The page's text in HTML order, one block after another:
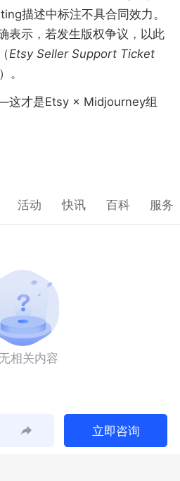
描述中标注不具合同效力。
表示，若发生版权争议，以此
Etsy Seller Support Ticket
。
才是Etsy × Midjourney组
活动 快讯 百科 服务
相关内容
立即咨询